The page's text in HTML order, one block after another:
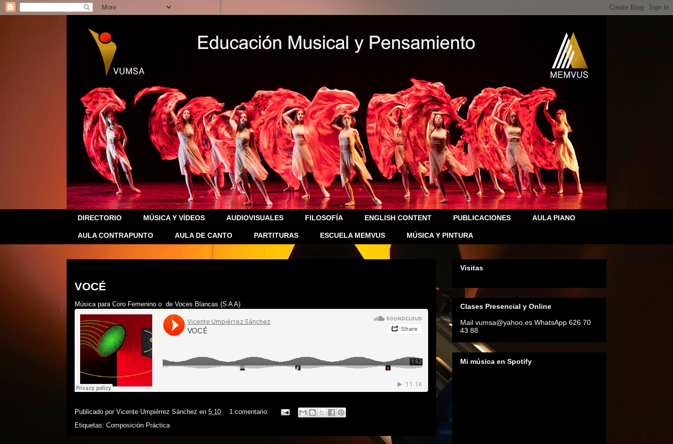
DIRECTORIO MÚSICA Y VÍDEOS AUDIOVISUALES FILOSOFÍA ENGLISH CONTENT PUBLICACIONES AULA PIANO
AULA CONTRAPUNTO AULA DE CANTO PARTITURAS ESCUELA MEMVUS MÚSICA Y PINTURA
VOCÉ
Música para Coro Femenino o de Voces Blancas (S A A)
Publicado por Vicente Umpiérrez Sánchez en 5:10
1 comentario:
Etiquetas: Composición Práctica
Visitas
Clases Presencial y Online
Mail vumsa@yahoo.es WhatsApp 626 70
43 88
Mi música en Spotify